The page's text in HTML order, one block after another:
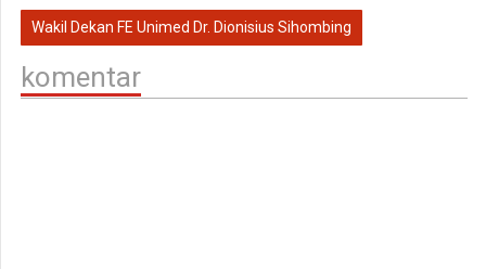
Wakil Dekan FE Unimed Dr. Dionisius Sihombing
komentar